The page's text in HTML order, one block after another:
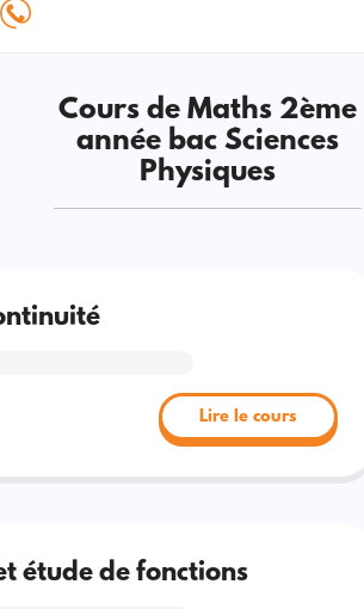
Cours de Maths 2ème
année bac Sciences
Physiques
Lire le cours
étude de fonctions